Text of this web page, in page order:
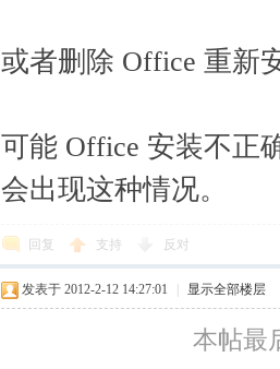
或者删除 Office 重新
可能 Office 安装不正
会出现这种情况。
回复 支持 反对
发表于 2012-2-12 14:27:01 显示全部楼层
本帖最